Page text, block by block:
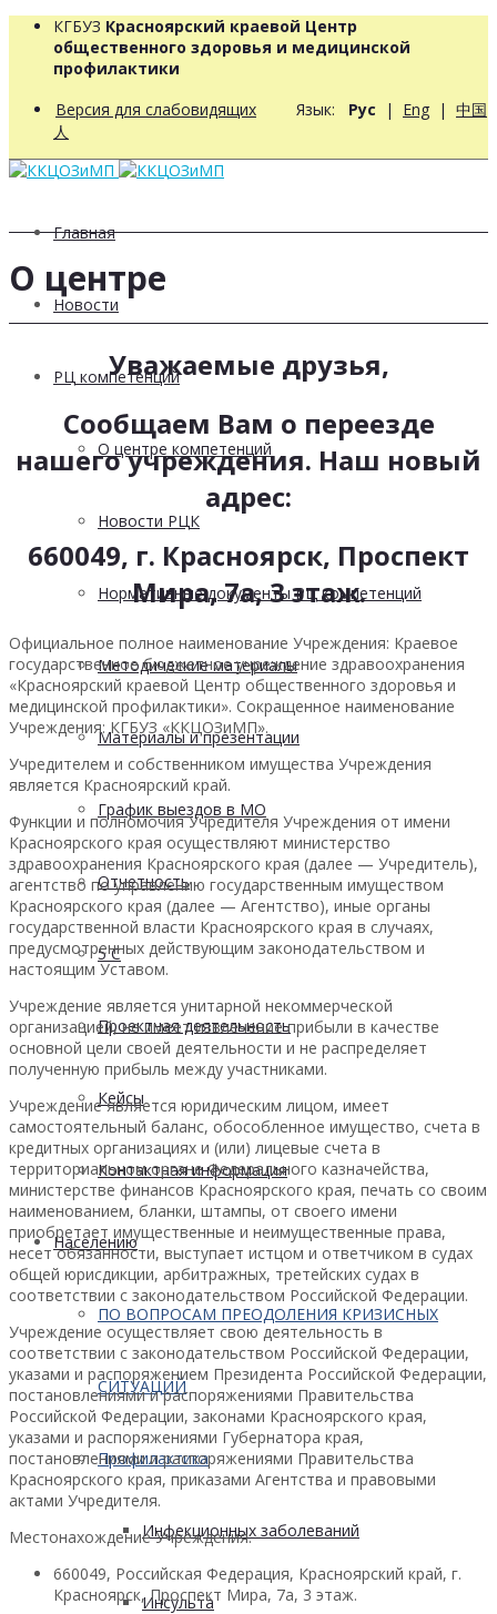
КГБУЗ Красноярский краевой Центр
общественного здоровья и медицинской
профилактики
Версия для слабовидящих Язык: Рус | Eng | 中国
人
Главная
Новости
РЦ компетенций
О центре компетенций
Новости РЦК
Нормативные документы РЦ компетенций
Методические материалы
Материалы и презентации
График выездов в МО
Отчетность
5 С
Проектная деятельность
Кейсы
Контактная информация
Населению
ПО ВОПРОСАМ ПРЕОДОЛЕНИЯ КРИЗИСНЫХ
СИТУАЦИЙ
Профилактика
Инфекционных заболеваний
Инсульта
О центре
Уважаемые друзья,
Сообщаем Вам о переезде
нашего учреждения. Наш новый
адрес:
660049, г. Красноярск, Проспект
Мира, 7а, 3 этаж.
Официальное полное наименование Учреждения: Краевое
государственное бюджетное учреждение здравоохранения
«Красноярский краевой Центр общественного здоровья и
медицинской профилактики». Сокращенное наименование
Учреждения: КГБУЗ «ККЦОЗиМП».
Учредителем и собственником имущества Учреждения
является Красноярский край.
Функции и полномочия Учредителя Учреждения от имени
Красноярского края осуществляют министерство
здравоохранения Красноярского края (далее — Учредитель),
агентство по управлению государственным имуществом
Красноярского края (далее — Агентство), иные органы
государственной власти Красноярского края в случаях,
предусмотренных действующим законодательством и
настоящим Уставом.
Учреждение является унитарной некоммерческой
организацией, не имеет извлечение прибыли в качестве
основной цели своей деятельности и не распределяет
полученную прибыль между участниками.
Учреждение является юридическим лицом, имеет
самостоятельный баланс, обособленное имущество, счета в
кредитных организациях и (или) лицевые счета в
территориальном органе Федерального казначейства,
министерстве финансов Красноярского края, печать со своим
наименованием, бланки, штампы, от своего имени
приобретает имущественные и неимущественные права,
несет обязанности, выступает истцом и ответчиком в судах
общей юрисдикции, арбитражных, третейских судах в
соответствии с законодательством Российской Федерации.
Учреждение осуществляет свою деятельность в
соответствии с законодательством Российской Федерации,
указами и распоряжением Президента Российской Федерации,
постановлениями и распоряжениями Правительства
Российской Федерации, законами Красноярского края,
указами и распоряжениями Губернатора края,
постановлениями и распоряжениями Правительства
Красноярского края, приказами Агентства и правовыми
актами Учредителя.
Местонахождение Учреждения:
660049, Российская Федерация, Красноярский край, г.
Красноярск, Проспект Мира, 7а, 3 этаж.